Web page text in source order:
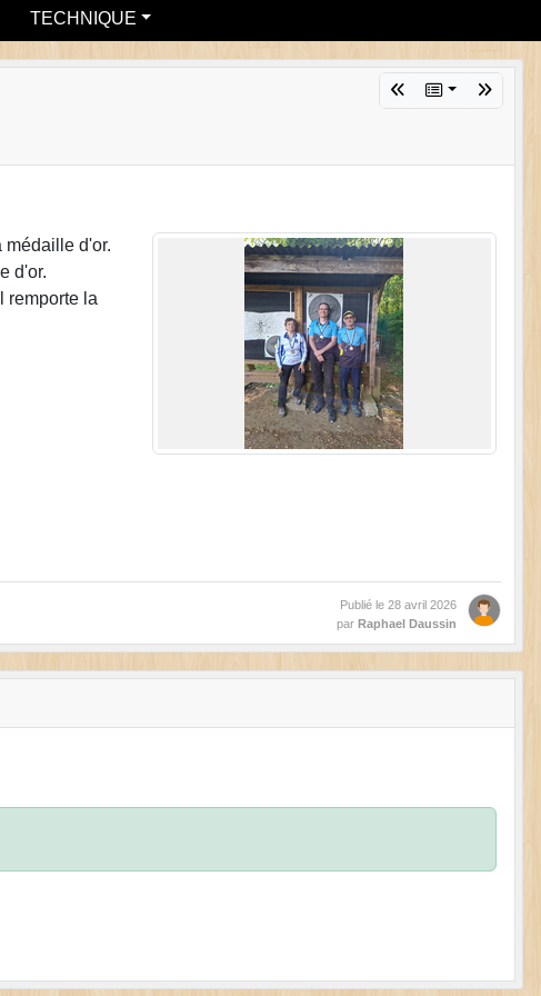
TECHNIQUE
médaille d'or.
d'or.
remporte la
Publié le 28 avril 2026
par Raphael Daussin